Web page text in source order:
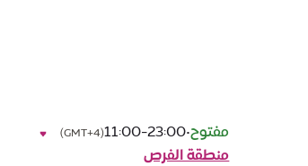
مفتوح•
11:00-23:00
(GMT+4)
منطقة الفرص